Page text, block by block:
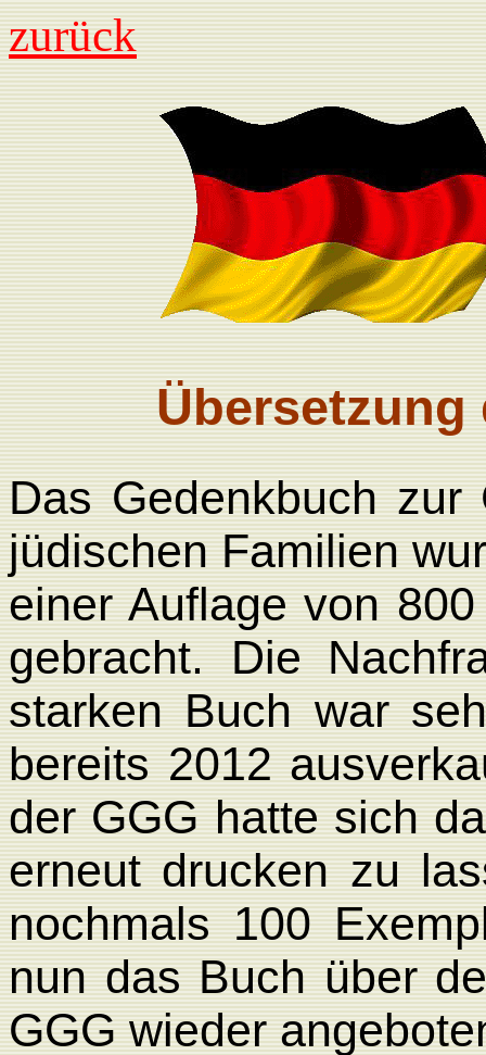
zurück
Das Gedenkbuch zur
jüdischen Familien
einer Auflage von
gebracht. Die
starken Buch war
bereits 2012
der GGG hatte sich
erneut drucken zu
nochmals 100
nun das Buch über
GGG wieder